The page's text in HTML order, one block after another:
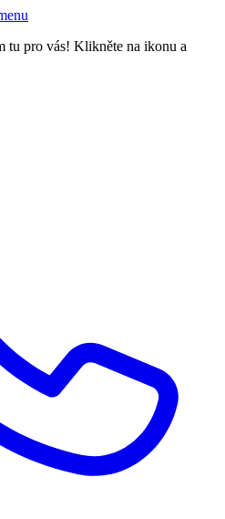
tu pro vás! Klikněte na ikonu a